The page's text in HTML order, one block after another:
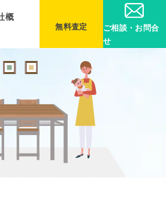
概
無料査定
ご相談・お問合
せ